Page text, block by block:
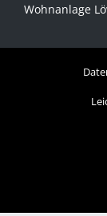
Wohnanlage